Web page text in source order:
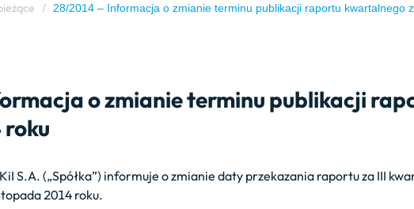
/ 28/2014 – Informacja o zmianie terminu publikacji raportu kwartalnego
o zmianie terminu publikacji
S.A. („Spółka”) informuje o zmianie daty przekazania raportu za III
2014 roku.